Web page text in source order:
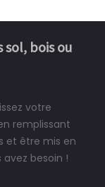
sol, bois ou
votre
remplissant
et être mis en
besoin !